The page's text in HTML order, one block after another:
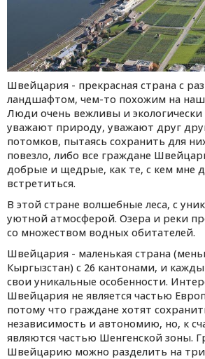
Швейцария - прекрасная страна с
ландшафтом, чем-то похожим на
Люди очень вежливы и экологически
уважают природу, уважают друг
потомков, пытаясь сохранить для
повезло, либо все граждане
добрые и щедрые, как те, с кем мне
встретиться.
В этой стране волшебные леса, с
уютной атмосферой. Озера и реки
со множеством водных обитателей.
Швейцария - маленькая страна
Кыргызстан) с 26 кантонами, и
свои уникальные особенности.
Швейцария не является частью
потому что граждане хотят
независимость и автономию, но, к
являются частью Шенгенской зоны.
Швейцарию можно разделить на три